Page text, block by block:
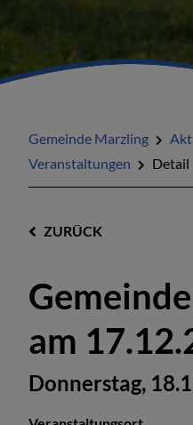
Gemeinde Marzling
Veranstaltungen
Detail
ZURÜCK
am
Donnerstag,